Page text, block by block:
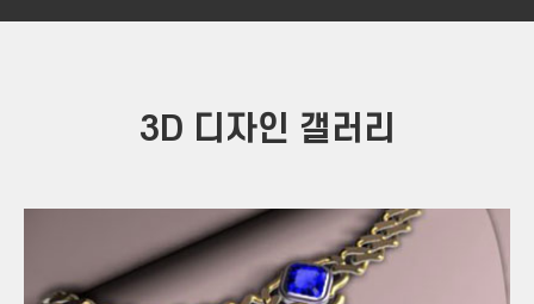
3D 디자인 갤러리